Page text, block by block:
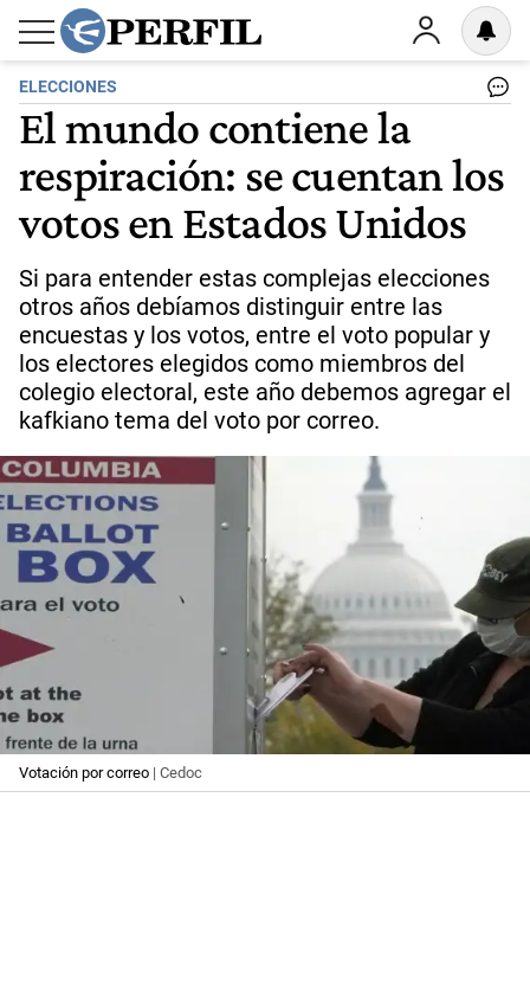
ELECCIONES
El mundo contiene la
respiración: se cuentan los
votos en Estados Unidos
Si para entender estas complejas elecciones
otros años debíamos distinguir entre las
encuestas y los votos, entre el voto popular y
los electores elegidos como miembros del
colegio electoral, este año debemos agregar el
kafkiano tema del voto por correo.
Votación por correo | Cedoc